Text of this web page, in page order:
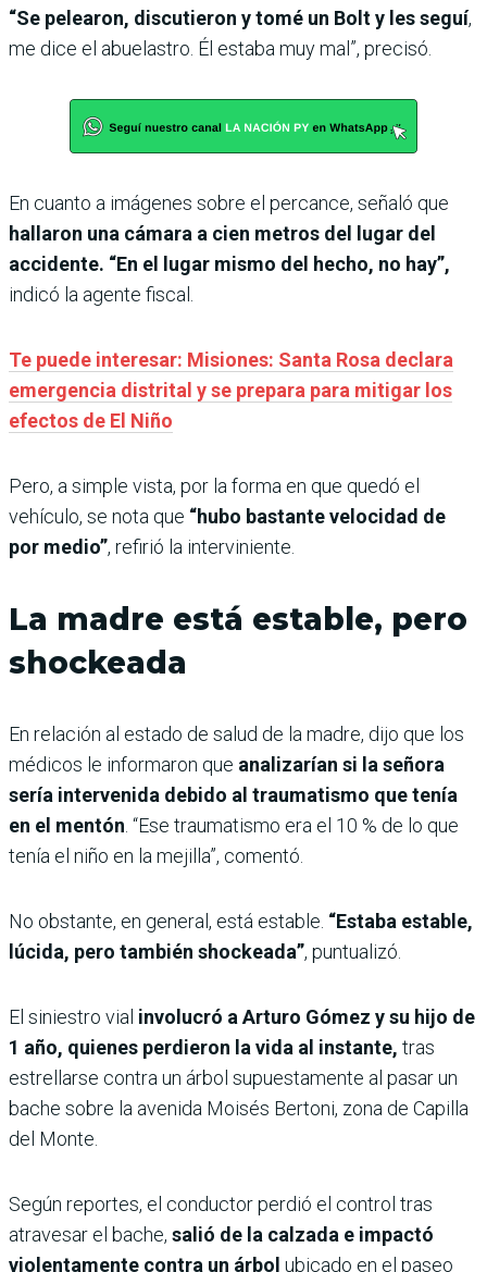
“Se pelearon, discutieron y tomé un Bolt y les seguí,
me dice el abuelastro. Él estaba muy mal”, precisó.
En cuanto a imágenes sobre el percance, señaló que
hallaron una cámara a cien metros del lugar del
accidente. “En el lugar mismo del hecho, no hay”,
indicó la agente fiscal.
Te puede interesar: Misiones: Santa Rosa declara
emergencia distrital y se prepara para mitigar los
efectos de El Niño
Pero, a simple vista, por la forma en que quedó el
vehículo, se nota que “hubo bastante velocidad de
por medio”, refirió la interviniente.
La madre está estable, pero
shockeada
En relación al estado de salud de la madre, dijo que los
médicos le informaron que analizarían si la señora
sería intervenida debido al traumatismo que tenía
en el mentón . “Ese traumatismo era el 10 % de lo que
tenía el niño en la mejilla”, comentó.
No obstante, en general, está estable. “Estaba estable,
lúcida, pero también shockeada”, puntualizó.
El siniestro vial involucró a Arturo Gómez y su hijo de
1 año, quienes perdieron la vida al instante, tras
estrellarse contra un árbol supuestamente al pasar un
bache sobre la avenida Moisés Bertoni, zona de Capilla
del Monte.
Según reportes, el conductor perdió el control tras
atravesar el bache, salió de la calzada e impactó
violentamente contra un árbol ubicado en el paseo